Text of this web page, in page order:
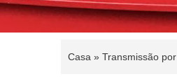
Casa » Transmissão